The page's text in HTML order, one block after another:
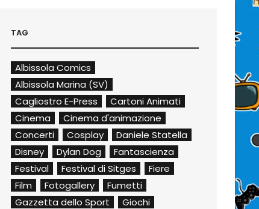
TAG
Albissola Comics
Albissola Marina (SV)
Cagliostro E-Press
Cartoni Animati
Cinema
Cinema d'animazione
Concerti
Cosplay
Daniele Statella
Disney
Dylan Dog
Fantascienza
Festival
Festival di Sitges
Fiere
Film
Fotogallery
Fumetti
Gazzetta dello Sport
Giochi